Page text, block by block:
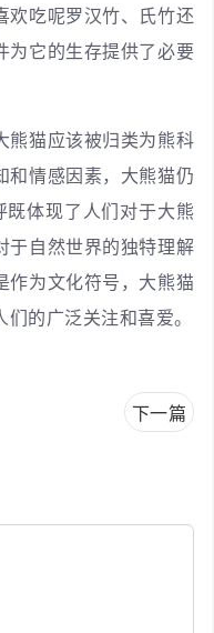
欢吃呢罗汉竹、氏竹还
为它的生存提供了必要
熊猫应该被归类为熊科
和情感因素，大熊猫仍
既体现了人们对于大熊
于自然世界的独特理解
作为文化符号，大熊猫
的广泛关注和喜爱。
下一篇